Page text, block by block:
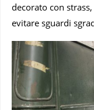
decorato con
evitare sguardi